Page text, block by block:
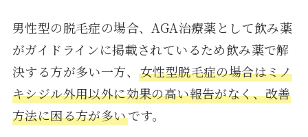
男性型の脱毛症の場合、AGA治療薬として飲み薬
がガイドラインに掲載されているため飲み薬で解
決する方が多い一方、 女性型脱毛症の場合はミノ
キシジル外用以外に効果の高い報告がなく、改善
方法に困る方が多いです。